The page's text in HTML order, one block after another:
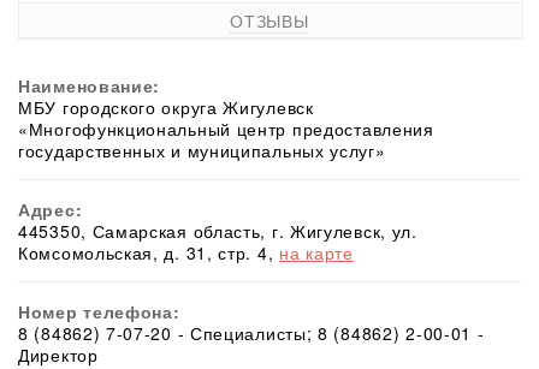
ОТЗЫВЫ
Наименование:
МБУ городского округа Жигулевск
«Многофункциональный центр предоставления
государственных и муниципальных услуг»
Адрес:
445350, Самарская область, г. Жигулевск, ул.
Комсомольская, д. 31, стр. 4, на карте
Номер телефона:
8 (84862) 7-07-20 - Специалисты; 8 (84862) 2-00-01 -
Директор